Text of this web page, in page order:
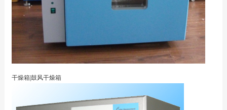
干燥箱|鼓风干燥箱